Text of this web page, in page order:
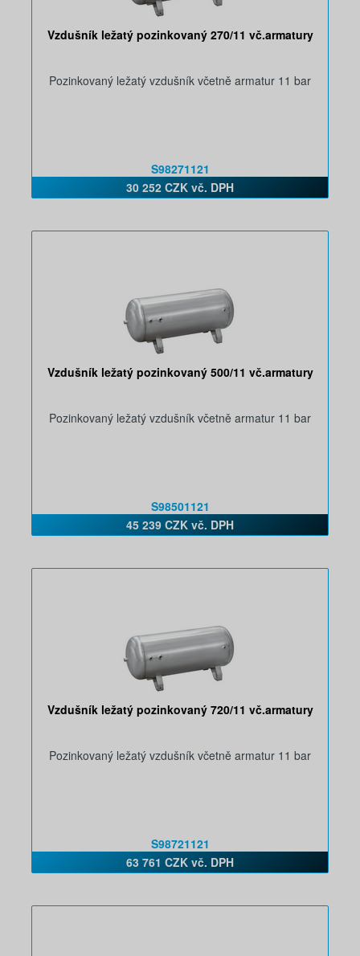
Vzdušník ležatý pozinkovaný 270/11 vč.armatury
Pozinkovaný ležatý vzdušník včetně armatur 11 bar
S98271121
30 252 CZK vč. DPH
Vzdušník ležatý pozinkovaný 500/11 vč.armatury
Pozinkovaný ležatý vzdušník včetně armatur 11 bar
S98501121
45 239 CZK vč. DPH
Vzdušník ležatý pozinkovaný 720/11 vč.armatury
Pozinkovaný ležatý vzdušník včetně armatur 11 bar
S98721121
63 761 CZK vč. DPH